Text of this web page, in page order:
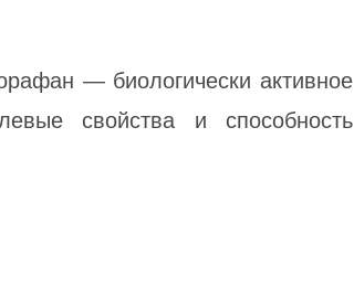
— биологически активное
свойства и способность